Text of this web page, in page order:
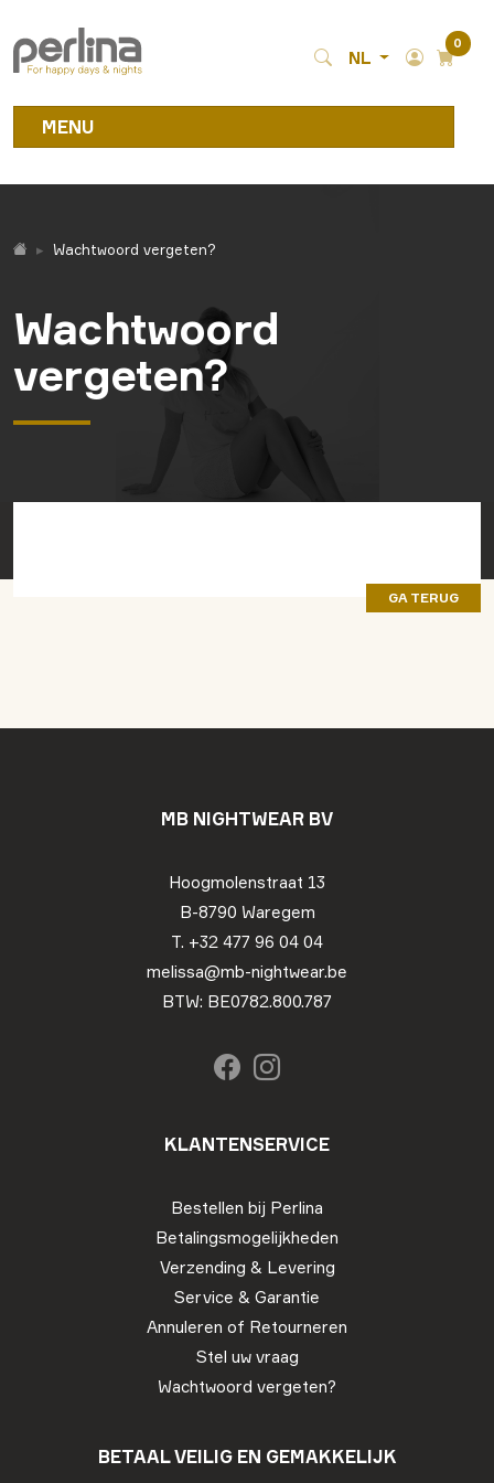
NL
0
MENU
Wachtwoord vergeten?
Wachtwoord
vergeten?
GA TERUG
MB NIGHTWEAR BV
Hoogmolenstraat 13
B-8790 Waregem
T. +32 477 96 04 04
melissa@mb-nightwear.be
BTW: BE0782.800.787
KLANTENSERVICE
Bestellen bij Perlina
Betalingsmogelijkheden
Verzending & Levering
Service & Garantie
Annuleren of Retourneren
Stel uw vraag
Wachtwoord vergeten?
BETAAL VEILIG EN GEMAKKELIJK